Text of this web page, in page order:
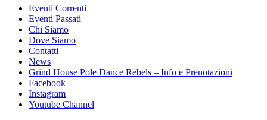
Eventi Correnti
Eventi Passati
Chi Siamo
Dove Siamo
Contatti
News
Grind House Pole Dance Rebels – Info e Prenotazioni
Facebook
Instagram
Youtube Channel